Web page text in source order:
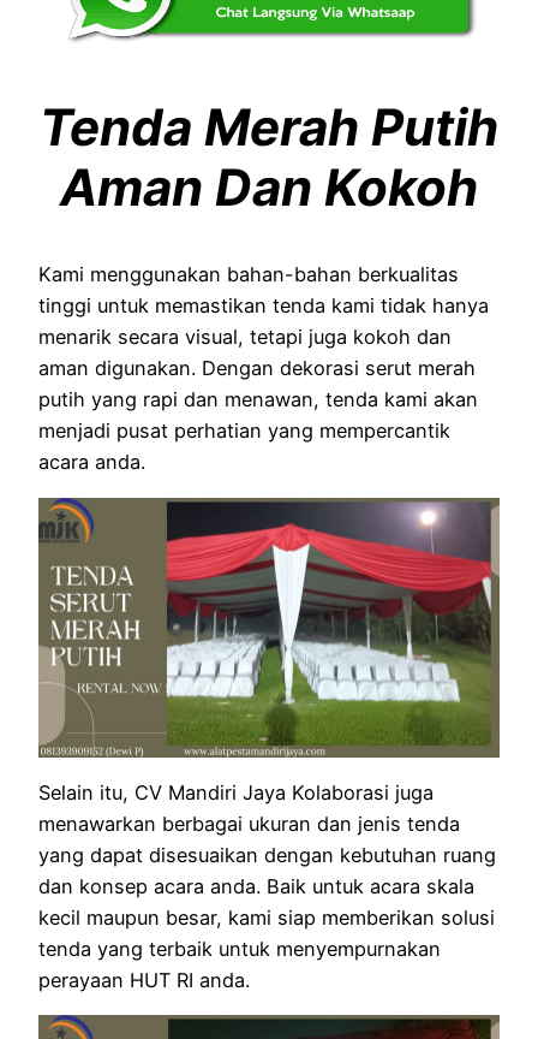
Tenda Merah Putih
Aman Dan Kokoh
Kami menggunakan bahan-bahan berkualitas
tinggi untuk memastikan tenda kami tidak hanya
menarik secara visual, tetapi juga kokoh dan
aman digunakan. Dengan dekorasi serut merah
putih yang rapi dan menawan, tenda kami akan
menjadi pusat perhatian yang mempercantik
acara anda.
Selain itu, CV Mandiri Jaya Kolaborasi juga
menawarkan berbagai ukuran dan jenis tenda
yang dapat disesuaikan dengan kebutuhan ruang
dan konsep acara anda. Baik untuk acara skala
kecil maupun besar, kami siap memberikan solusi
tenda yang terbaik untuk menyempurnakan
perayaan HUT RI anda.